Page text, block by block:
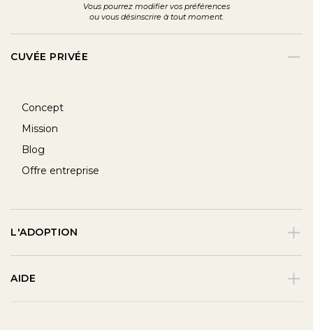
Vous pourrez modifier vos préférences
ou vous désinscrire à tout moment.
CUVÉE PRIVÉE
Concept
Mission
Blog
Offre entreprise
L'ADOPTION
AIDE